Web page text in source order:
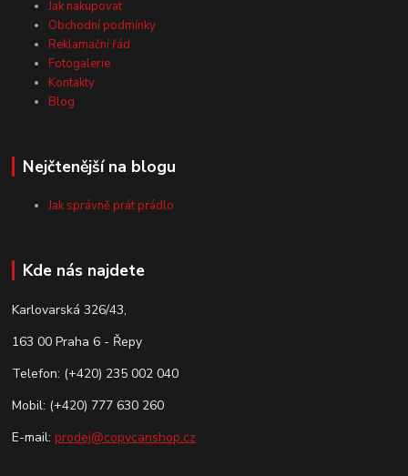
Jak nakupovat
Obchodní podmínky
Reklamační řád
Fotogalerie
Kontakty
Blog
Nejčtenější na blogu
Jak správně prát prádlo
Kde nás najdete
Karlovarská 326/43,
163 00 Praha 6 - Řepy
Telefon: (+420) 235 002 040
Mobil: (+420) 777 630 260
E-mail: prodej@copycanshop.cz